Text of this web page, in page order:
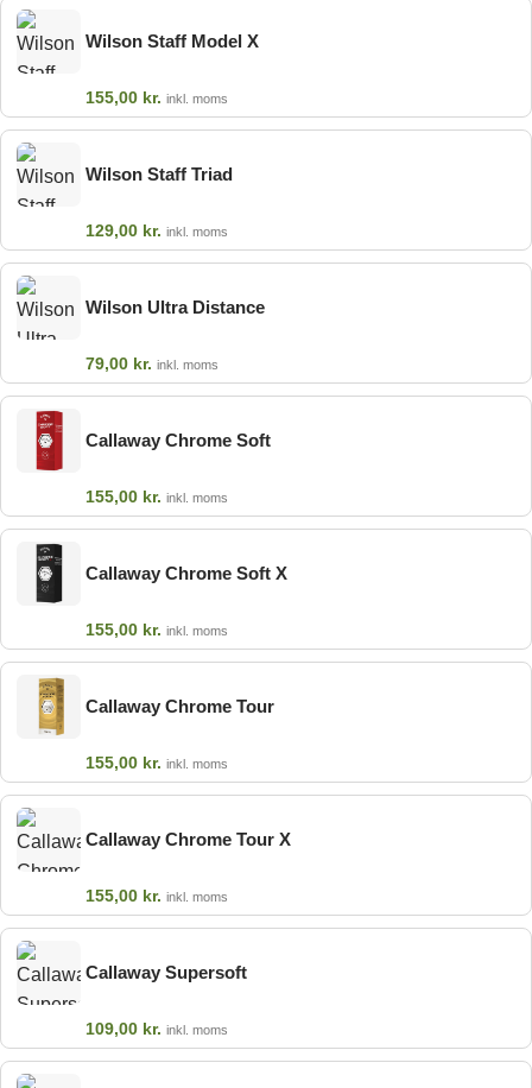
Wilson Staff Model X
155,00 kr. inkl. moms
Wilson Staff Triad
129,00 kr. inkl. moms
Wilson Ultra Distance
79,00 kr. inkl. moms
Callaway Chrome Soft
155,00 kr. inkl. moms
Callaway Chrome Soft X
155,00 kr. inkl. moms
Callaway Chrome Tour
155,00 kr. inkl. moms
Callaway Chrome Tour X
155,00 kr. inkl. moms
Callaway Supersoft
109,00 kr. inkl. moms